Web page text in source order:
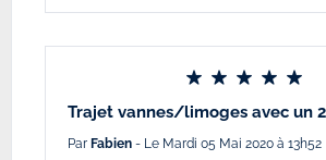
Trajet vannes/limoges avec un
Par Fabien - Le Mardi 05 Mai 2020 à 13h52